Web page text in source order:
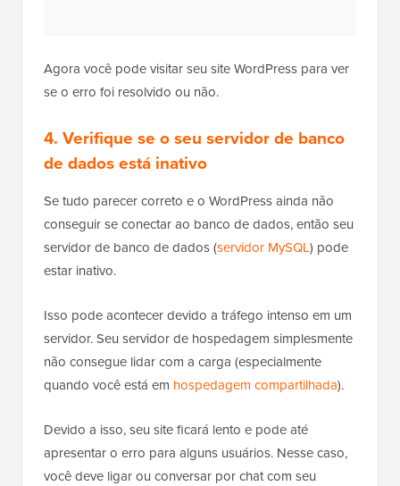
Agora você pode visitar seu site WordPress para ver
se o erro foi resolvido ou não.
4. Verifique se o seu servidor de banco
de dados está inativo
Se tudo parecer correto e o WordPress ainda não
conseguir se conectar ao banco de dados, então seu
servidor de banco de dados (servidor MySQL) pode
estar inativo.
Isso pode acontecer devido a tráfego intenso em um
servidor. Seu servidor de hospedagem simplesmente
não consegue lidar com a carga (especialmente
quando você está em hospedagem compartilhada).
Devido a isso, seu site ficará lento e pode até
apresentar o erro para alguns usuários. Nesse caso,
você deve ligar ou conversar por chat com seu